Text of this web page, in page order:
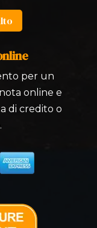
per un
online e
di credito o